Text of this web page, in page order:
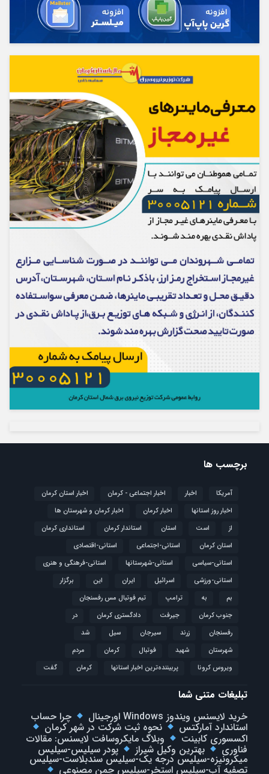
برچسب ها
آمریکا اخبار اخبار اجتماعی - کرمان
اخبار استان کرمان
اخبار روز استانها
اخبار کرمان
اخبار کرمان و شهرستان ها
از
است استان استاندار کرمان
استانداری کرمان
استان کرمان
استانی-اجتماعی
استانی-اقتصادی
استانی-سیاسی
استانی-شهرستانها
استانی-فرهنگی و هنری
استانی-ورزشی
اسرائیل ایران این
برگزار
بم
به ترامپ
تیم فوتبال مس رفسنجان
جنوب کرمان
جیرفت دادگستری کرمان
در
رفسنجان
زرند سیرجان سیل
شد
شهرستان
شهید فوتبال كرمان
مردم
ویروس کرونا
پربیننده‌ترین اخبار استانها کرمان گفت
تبلیغات متنی شما
خرید لایسنس ویندوز Windows اورجینال
چرا حساب
استاندارد آمارکتس نحوه ثبت شرکت در شهر کرمان
اکسسوری کابینت وبلاگ مایکروسافت لایسنس: مقالات
فناوری بهترین وکیل شیراز پودر سیلیس-سیلیس
میکرونیزه-سیلیس درجه یک-سیلیس سندبلاست-سیلیس
تصفیه آب-سیلیس استخر-سیلیس چمن مصنوعی